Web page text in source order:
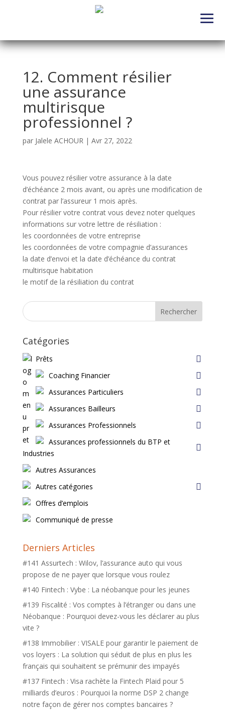
12. Comment résilier
une assurance
multirisque
professionnel ?
par Jalele ACHOUR| Avr 27, 2022
Vous pouvez résilier votre assurance à la date
d’échéance 2 mois avant, ou après une modification de
contrat par l’assureur 1 mois après.
Pour résilier votre contrat vous devez noter quelques
informations sur votre lettre de résiliation :
les coordonnées de votre entreprise
les coordonnées de votre compagnie d’assurances
la date d’envoi et la date d’échéance du contrat
multirisque habitation
le motif de la résiliation du contrat
Rechercher
Catégories
Prêts
Coaching Financier
Assurances Particuliers
Assurances Bailleurs
Assurances Professionnels
Assurances professionnels du BTP et
Industries
Autres Assurances
Autres catégories
Offres d’emplois
Communiqué de presse
Derniers Articles
#141 Assurtech : Wilov, l’assurance auto qui vous
propose de ne payer que lorsque vous roulez
#140 Fintech : Vybe : La néobanque pour les jeunes
#139 Fiscalité : Vos comptes à l’étranger ou dans une
Néobanque : Pourquoi devez-vous les déclarer au plus
vite ?
#138 Immobilier : VISALE pour garantir le paiement de
vos loyers : La solution qui séduit de plus en plus les
français qui souhaitent se prémunir des impayés
#137 Fintech : Visa rachète la Fintech Plaid pour 5
milliards d’euros : Pourquoi la norme DSP 2 change
notre façon de gérer nos comptes bancaires ?